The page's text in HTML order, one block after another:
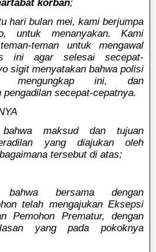
korban;
hari bulan mei, kami berjumpa
untuk menanyakan. Kami
teman untuk mengawal
ini agar selesai secepat-
sigit menyatakan bahwa polisi
mengungkap ini, dan
secepat-cepatnya.
bahwa maksud dan tujuan
yang diajukan oleh
tersebut di atas;
bahwa bersama dengan
telah mengajukan Eksepsi
Pemohon Prematur, dengan
yang pada pokoknya